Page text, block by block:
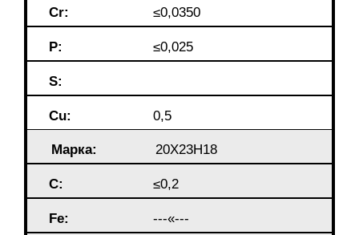
Cr: ≤0,0350
P: ≤0,025
S:
Cu: 0,5
Марка: 20Х23Н18
C: ≤0,2
Fe: ---«---